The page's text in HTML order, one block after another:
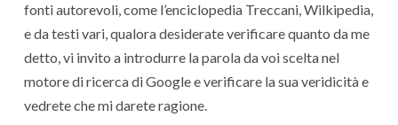
fonti autorevoli, come l’enciclopedia Treccani, Wilkipedia,
e da testi vari, qualora desiderate verificare quanto da me
detto, vi invito a introdurre la parola da voi scelta nel
motore di ricerca di Google e verificare la sua veridicità e
vedrete che mi darete ragione.